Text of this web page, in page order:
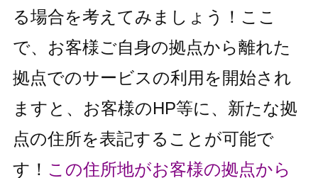
る場合を考えてみましょう！ ここ
で、お客様ご自身の拠点から離れた
拠点でのサービスの利用を開始され
ますと、お客様のHP等に、新たな拠
点の住所を表記することが可能で
す！ この住所地がお客様の拠点から